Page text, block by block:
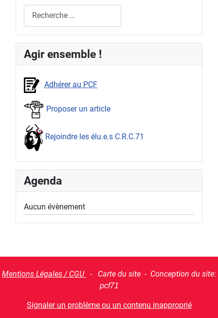
Agir ensemble !
Adhérer au PCF
Proposer un article
Rejoindre les élu.e.s C.R.C.71
Agenda
Aucun évènement
Mentions Légales / CGU - Carte du site - Conception du site:
pcf71
Signaler un problème ou un contenu inapproprié